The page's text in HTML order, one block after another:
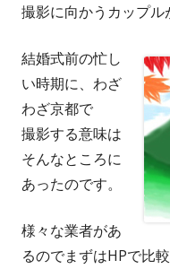
撮影に向かうカップル
結婚式前の忙し
い時期に、わざ
わざ京都で
撮影する意味は
そんなところに
あったのです。
様々な業者があ
るのでまずはHPで比較